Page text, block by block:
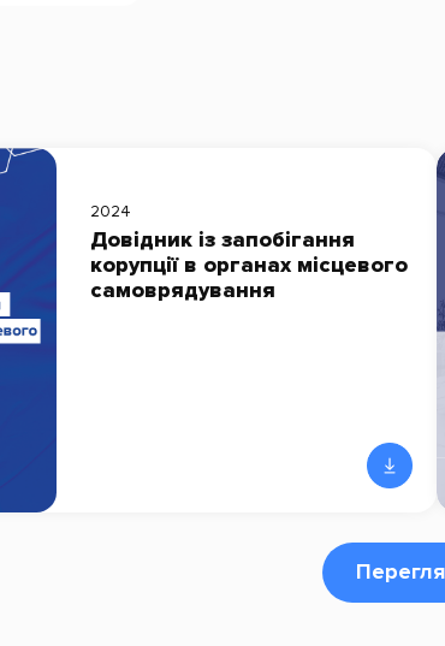
2024
Довідник із запобігання
корупції в органах місцевого
самоврядування